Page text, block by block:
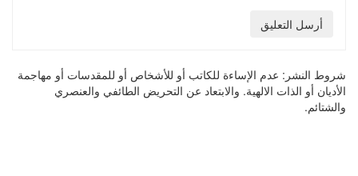
أرسل التعليق
شروط النشر: عدم الإساءة للكاتب أو للأشخاص أو للمقدسات أو مهاجمة
الأديان أو الذات الالهية. والابتعاد عن التحريض الطائفي والعنصري
والشتائم.